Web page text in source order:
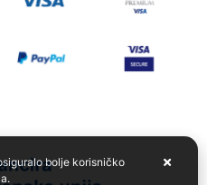
bolje korisničko